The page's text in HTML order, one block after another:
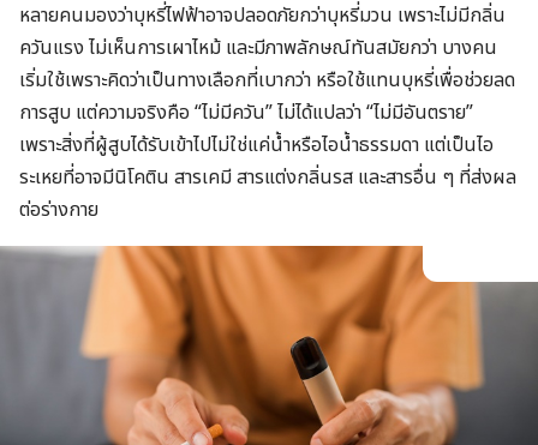
หลายคนมองว่าบุหรี่ไฟฟ้าอาจปลอดภัยกว่าบุหรี่มวน เพราะไม่มีกลิ่น
ควันแรง ไม่เห็นการเผาไหม้ และมีภาพลักษณ์ทันสมัยกว่า บางคน
เริ่มใช้เพราะคิดว่าเป็นทางเลือกที่เบากว่า หรือใช้แทนบุหรี่เพื่อช่วยลด
การสูบ แต่ความจริงคือ “ไม่มีควัน” ไม่ได้แปลว่า “ไม่มีอันตราย”
เพราะสิ่งที่ผู้สูบได้รับเข้าไปไม่ใช่แค่น้ำหรือไอน้ำธรรมดา แต่เป็นไอ
ระเหยที่อาจมีนิโคติน สารเคมี สารแต่งกลิ่นรส และสารอื่น ๆ ที่ส่งผล
ต่อร่างกาย